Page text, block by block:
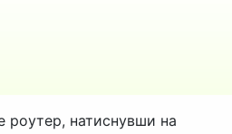
роутер, натиснувши на